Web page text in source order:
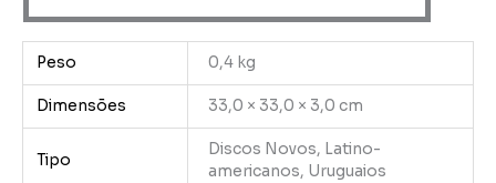
Peso 0,4 kg
Dimensões 33,0 × 33,0 × 3,0 cm
Tipo
Discos Novos, Latino-
americanos, Uruguaios